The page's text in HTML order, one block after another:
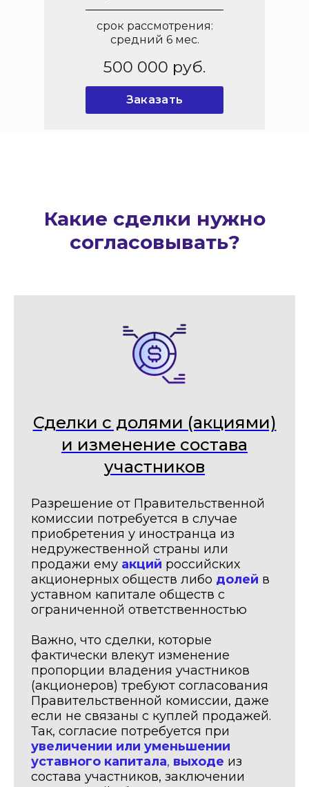
Заказать
срок рассмотрения:
средний 6 мес.
500 000 руб.
Какие сделки нужно
согласовывать?
Сделки с долями (акциями)
и изменение состава
участников
Разрешение от Правительственной
комиссии потребуется в случае
приобретения у иностранца из
недружественной страны или
продажи ему акций российских
акционерных обществ либо долей в
уставном капитале обществ с
ограниченной ответственностью
Важно, что сделки, которые
фактически влекут изменение
пропорции владения участников
(акционеров) требуют согласования
Правительственной комиссии, даже
если не связаны с куплей продажей.
Так, согласие потребуется при
увеличении или уменьшении
уставного капитала, выходе из
состава участников, заключении